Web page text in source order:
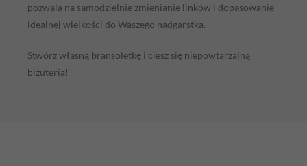
pozwala na samodzielnie zmienianie linków i dopasowanie
idealnej wielkości do Waszego nadgarstka.
Stwórz własną bransoletkę i ciesz się niepowtarzalną
biżuterią!